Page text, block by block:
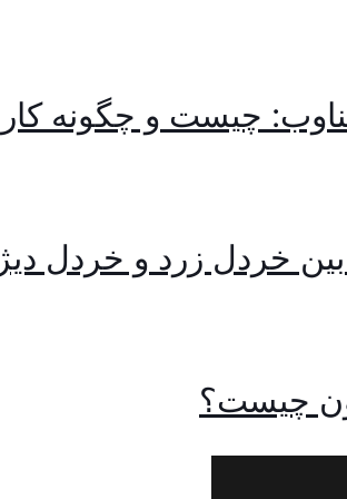
چیست و چگونه
خردل زرد و خردل
چیست؟